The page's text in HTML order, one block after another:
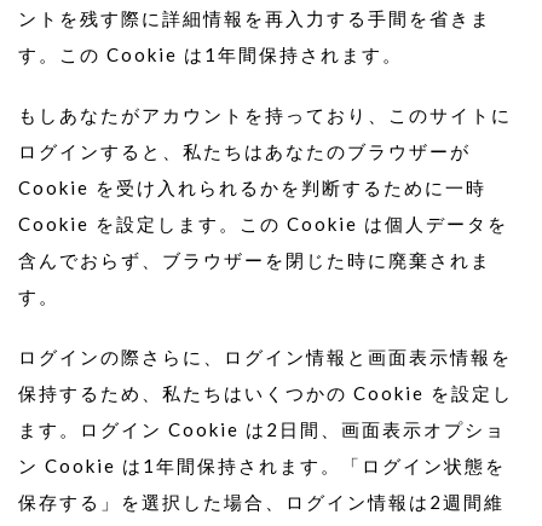
ントを残す際に詳細情報を再入力する手間を省きま
す。この Cookie は1年間保持されます。
もしあなたがアカウントを持っており、このサイトに
ログインすると、私たちはあなたのブラウザーが
Cookie を受け入れられるかを判断するために一時
Cookie を設定します。この Cookie は個人データを
含んでおらず、ブラウザーを閉じた時に廃棄されま
す。
ログインの際さらに、ログイン情報と画面表示情報を
保持するため、私たちはいくつかの Cookie を設定し
ます。ログイン Cookie は2日間、画面表示オプショ
ン Cookie は1年間保持されます。「ログイン状態を
保存する」を選択した場合、ログイン情報は2週間維